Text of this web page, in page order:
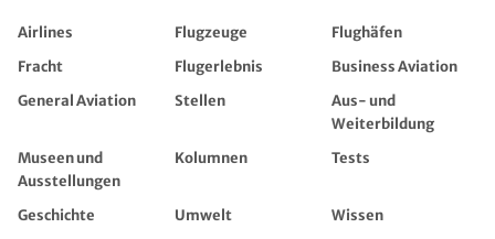
Airlines Flugzeuge
Flughäfen
Fracht
Flugerlebnis
Business Aviation
General Aviation
Stellen
Aus- und
Weiterbildung
Museen und
Ausstellungen
Kolumnen Tests
Geschichte Umwelt
Wissen